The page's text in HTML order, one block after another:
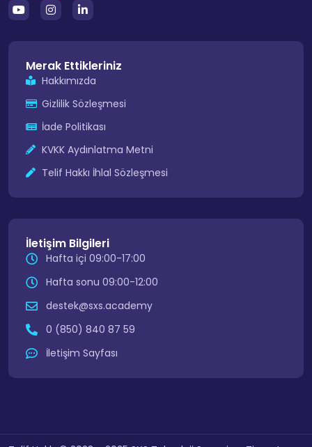
Merak Ettikleriniz
Hakkımızda
Gizlilik Sözleşmesi
İade Politikası
KVKK Aydınlatma Metni
Telif Hakkı İhlal Sözleşmesi
İletişim Bilgileri
Hafta içi 09:00-17:00
Hafta sonu 09:00-12:00
destek@sxs.academy
0 (850) 840 87 59
İletişim Sayfası